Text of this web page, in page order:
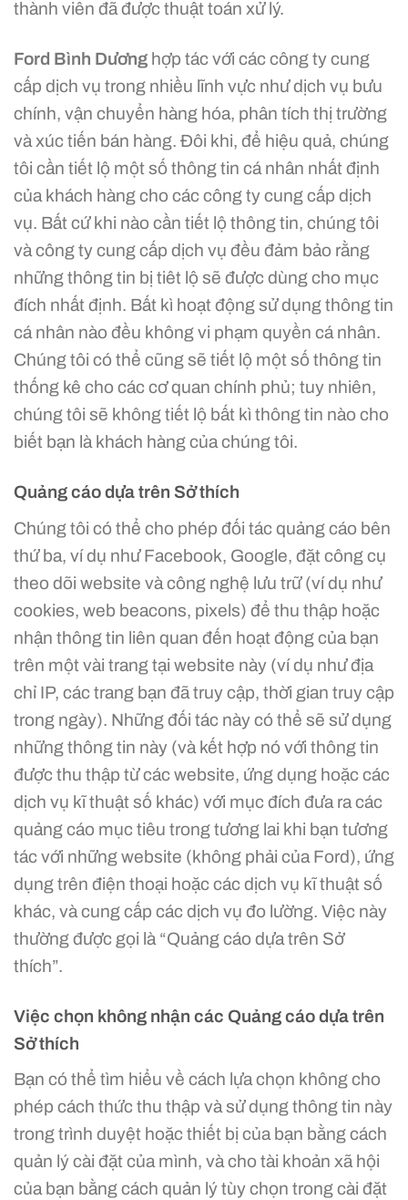
thành viên đã được thuật toán xử lý.
Ford Bình Dương hợp tác với các công ty cung
cấp dịch vụ trong nhiều lĩnh vực như dịch vụ bưu
chính, vận chuyển hàng hóa, phân tích thị trường
và xúc tiến bán hàng. Đôi khi, để hiệu quả, chúng
tôi cần tiết lộ một số thông tin cá nhân nhất định
của khách hàng cho các công ty cung cấp dịch
vụ. Bất cứ khi nào cần tiết lộ thông tin, chúng tôi
và công ty cung cấp dịch vụ đều đảm bảo rằng
những thông tin bị tiêt lộ sẽ được dùng cho mục
đích nhất định. Bất kì hoạt động sử dụng thông tin
cá nhân nào đều không vi phạm quyền cá nhân.
Chúng tôi có thể cũng sẽ tiết lộ một số thông tin
thống kê cho các cơ quan chính phủ; tuy nhiên,
chúng tôi sẽ không tiết lộ bất kì thông tin nào cho
biết bạn là khách hàng của chúng tôi.
Quảng cáo dựa trên Sở thích
Chúng tôi có thể cho phép đối tác quảng cáo bên
thứ ba, ví dụ như Facebook, Google, đặt công cụ
theo dõi website và công nghệ lưu trữ (ví dụ như
cookies, web beacons, pixels) để thu thập hoặc
nhận thông tin liên quan đến hoạt động của bạn
trên một vài trang tại website này (ví dụ như địa
chỉ IP, các trang bạn đã truy cập, thời gian truy cập
trong ngày). Những đối tác này có thể sẽ sử dụng
những thông tin này (và kết hợp nó với thông tin
được thu thập từ các website, ứng dụng hoặc các
dịch vụ kĩ thuật số khác) với mục đích đưa ra các
quảng cáo mục tiêu trong tương lai khi bạn tương
tác với những website (không phải của Ford), ứng
dụng trên điện thoại hoặc các dịch vụ kĩ thuật số
khác, và cung cấp các dịch vụ đo lường. Việc này
thường được gọi là “Quảng cáo dựa trên Sở
thích”.
Việc chọn không nhận các Quảng cáo dựa trên
Sở thích
Bạn có thể tìm hiểu về cách lựa chọn không cho
phép cách thức thu thập và sử dụng thông tin này
trong trình duyệt hoặc thiết bị của bạn bằng cách
quản lý cài đặt của mình, và cho tài khoản xã hội
của bạn bằng cách quản lý tùy chọn trong cài đặt